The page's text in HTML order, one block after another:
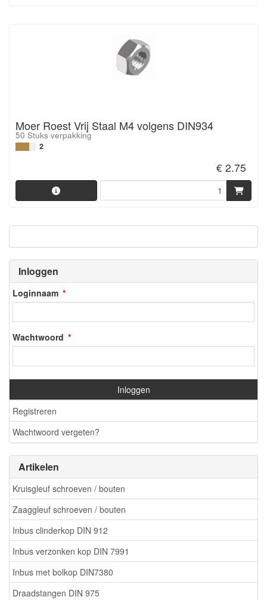
Inloggen
Loginnaam
Wachtwoord
Inloggen
Registreren
Wachtwoord vergeten?
Artikelen
Kruisgleuf schroeven / bouten
Zaaggleuf schroeven / bouten
Inbus clinderkop DIN 912
Inbus verzonken kop DIN 7991
Inbus met bolkop DIN7380
Draadstangen DIN 975
Moer Roest Vrij Staal M4 volgens DIN934
50 Stuks verpakking
2
€ 2.75